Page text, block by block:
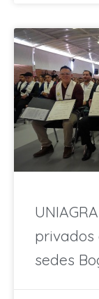
privados
sedes